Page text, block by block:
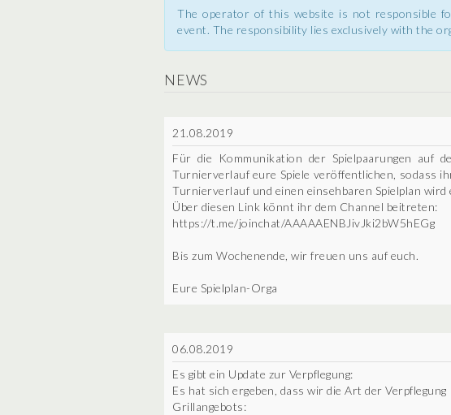
The operator of this website is not responsible
event. The responsibility lies exclusively with the
NEWS
21.08.2019
Für die Kommunikation der Spielpaarungen auf
Turnierverlauf eure Spiele veröffentlichen, sodass
Turnierverlauf und einen einsehbaren Spielplan
Über diesen Link könnt ihr dem Channel beitreten:
https://t.me/joinchat/AAAAAENBJivJki2bW5hEGg
Bis zum Wochenende, wir freuen uns auf euch.
Eure Spielplan-Orga
06.08.2019
Es gibt ein Update zur Verpflegung:
Es hat sich ergeben, dass wir die Art der
Grillangebots: